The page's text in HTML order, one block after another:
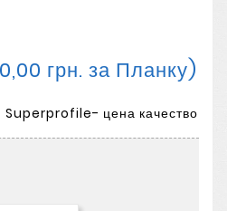
грн. за Планку)
Superprofile- цена качество